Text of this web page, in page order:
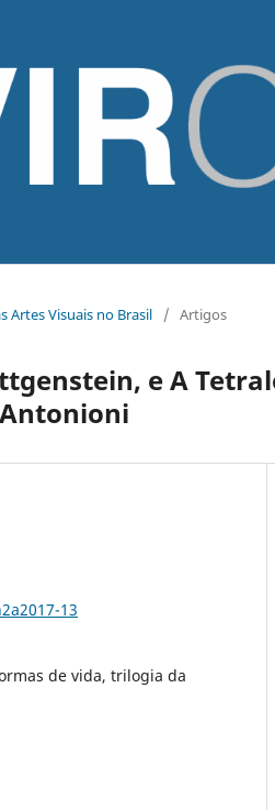
Artes Visuais no Brasil / Artigos
e A
13
de vida, trilogia da